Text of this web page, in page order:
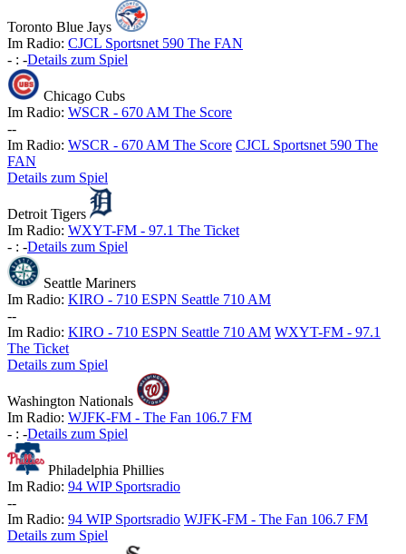
Toronto Blue Jays
Im Radio: CJCL Sportsnet 590 The FAN
- : -Details zum Spiel
Chicago Cubs
Im Radio: WSCR - 670 AM The Score
--
Im Radio: WSCR - 670 AM The Score CJCL Sportsnet 590 The
FAN
Details zum Spiel
Detroit Tigers
Im Radio: WXYT-FM - 97.1 The Ticket
- : -Details zum Spiel
Seattle Mariners
Im Radio: KIRO - 710 ESPN Seattle 710 AM
--
Im Radio: KIRO - 710 ESPN Seattle 710 AM WXYT-FM - 97.1
The Ticket
Details zum Spiel
Washington Nationals
Im Radio: WJFK-FM - The Fan 106.7 FM
- : -Details zum Spiel
Philadelphia Phillies
Im Radio: 94 WIP Sportsradio
--
Im Radio: 94 WIP Sportsradio WJFK-FM - The Fan 106.7 FM
Details zum Spiel